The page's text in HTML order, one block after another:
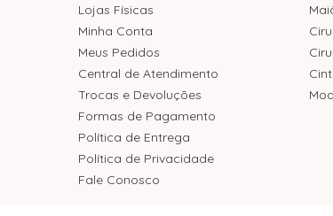
Lojas Físicas
Minha Conta
Meus Pedidos
Central de Atendimento
Trocas e Devoluções
Formas de Pagamento
Política de Entrega
Política de Privacidade
Fale Conosco